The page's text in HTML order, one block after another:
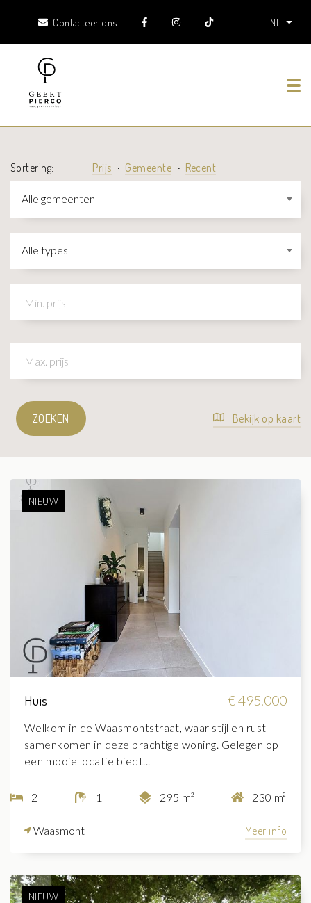
Contacteer ons NL
Sortering: Prijs Gemeente Recent
ZOEKEN Bekijk op kaart
NIEUW
Huis € 495.000
Welkom in de Waasmontstraat, waar stijl en rust
samenkomen in deze prachtige woning. Gelegen op
een mooie locatie biedt...
2 1 295 m² 230 m²
Waasmont Meer info
NIEUW